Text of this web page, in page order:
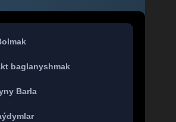
baglanyshmak
Barla